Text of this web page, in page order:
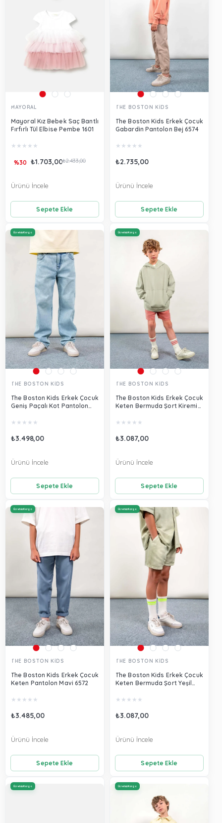
MAYORAL
Mayoral Kız Bebek Saç Bantlı
Fırfırlı Tül Elbise Pembe 1601
★ ★ ★ ★ ★
₺1.703,00₺2.433,00
%30
Sepete Ekle
Ürünü İncele
THE BOSTON KİDS
The Boston Kids Erkek Çocuk
Gabardin Pantolon Bej 6574
★ ★ ★ ★ ★
₺2.735,00
Sepete Ekle
Ürünü İncele
THE BOSTON KİDS
The Boston Kids Erkek Çocuk
Geniş Paçalı Kot Pantolon
★ ★ ★ ★ ★
₺3.498,00
Sepete Ekle
Ürünü İncele
Ücretsiz Kargo
THE BOSTON KİDS
The Boston Kids Erkek Çocuk
Keten Bermuda Şort Kiremit
★ ★ ★ ★ ★
₺3.087,00
Sepete Ekle
Ürünü İncele
Ücretsiz Kargo
THE BOSTON KİDS
The Boston Kids Erkek Çocuk
Keten Pantolon Mavi 6572
★ ★ ★ ★ ★
₺3.485,00
Sepete Ekle
Ürünü İncele
Ücretsiz Kargo
THE BOSTON KİDS
The Boston Kids Erkek Çocuk
Keten Bermuda Şort Yeşil
★ ★ ★ ★ ★
₺3.087,00
Sepete Ekle
Ürünü İncele
Ücretsiz Kargo
Ücretsiz Kargo Ücretsiz Kargo